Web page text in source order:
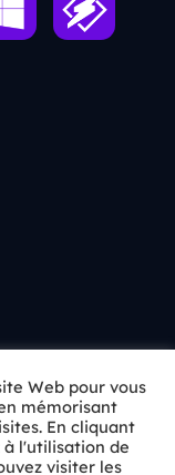
réservés.
Web pour vous
mémorisant
En cliquant
à l'utilisation de
visiter les